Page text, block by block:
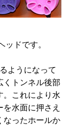
ドです。
ようになって
くトンネル後部
。これにより水
水面に押さえ
なったホールか